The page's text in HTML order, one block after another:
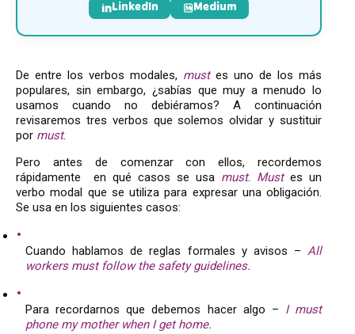
LinkedIn Medium
De entre los verbos modales, must es uno de los más
populares, sin embargo, ¿sabías que muy a menudo lo
usamos cuando no debiéramos? A continuación
revisaremos tres verbos que solemos olvidar y sustituir
por must.
Pero antes de comenzar con ellos, recordemos
rápidamente en qué casos se usa must. Must es un
verbo modal que se utiliza para expresar una obligación.
Se usa en los siguientes casos:
Cuando hablamos de reglas formales y avisos – All
workers must follow the safety guidelines.
Para recordarnos que debemos hacer algo – I must
phone my mother when I get home.